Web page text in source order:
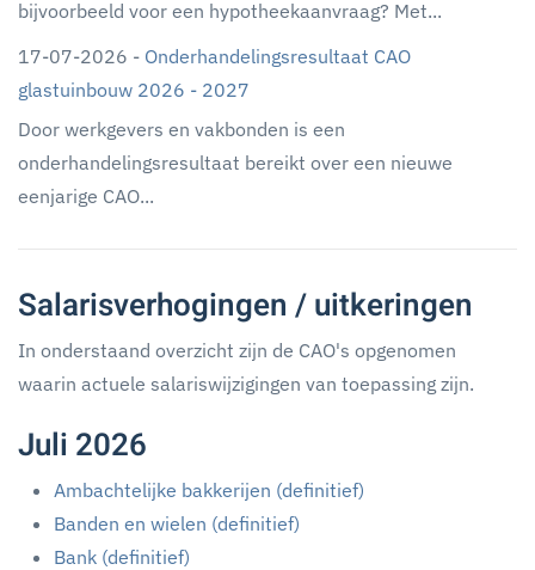
bijvoorbeeld voor een hypotheekaanvraag? Met...
17-07-2026 - Onderhandelingsresultaat CAO
glastuinbouw 2026 - 2027
Door werkgevers en vakbonden is een
onderhandelingsresultaat bereikt over een nieuwe
eenjarige CAO...
Salarisverhogingen / uitkeringen
In onderstaand overzicht zijn de CAO's opgenomen
waarin actuele salariswijzigingen van toepassing zijn.
Juli 2026
Ambachtelijke bakkerijen (definitief)
Banden en wielen (definitief)
Bank (definitief)